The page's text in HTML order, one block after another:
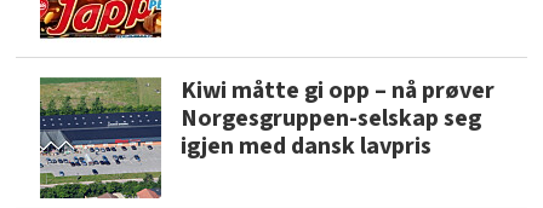
Kiwi måtte gi opp – nå prøver
Norgesgruppen-selskap seg
igjen med dansk lavpris